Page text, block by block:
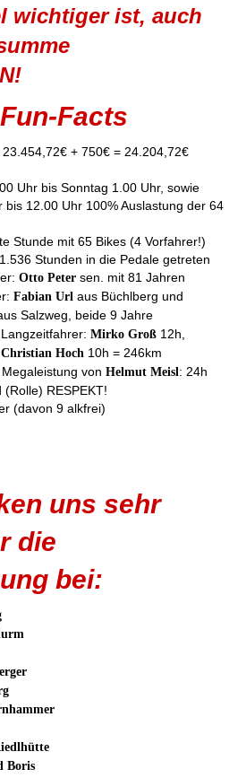
wichtiger ist, auch
Facts
+ 750€ = 24.204,72€
Uhr bis Sonntag 1.00 Uhr, sowie
bis 12.00 Uhr 100% Auslastung der 64
Stunde mit 65 Bikes (4 Vorfahrer!)
Stunden in die Pedale getreten
Otto Peter sen. mit 81 Jahren
Fabian Url aus Büchlberg und
Salzweg, beide 9 Jahre
Mirko Groß 12h,
Christian Hoch 10h = 246km
von Helmut Meisl: 24h
RESPEKT!
(davon 9 alkfrei)
uns sehr
die
bei:
Boris